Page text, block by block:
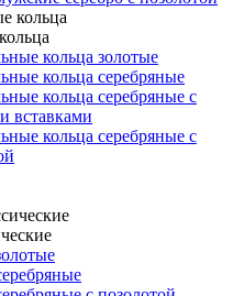
кольца золотые
кольца серебряные
кольца серебряные с
вставками
кольца серебряные с